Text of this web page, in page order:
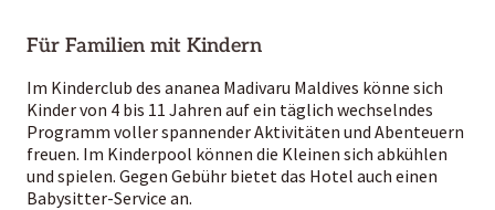
Für Familien mit Kindern
Im Kinderclub des ananea Madivaru Maldives könne sich
Kinder von 4 bis 11 Jahren auf ein täglich wechselndes
Programm voller spannender Aktivitäten und Abenteuern
freuen. Im Kinderpool können die Kleinen sich abkühlen
und spielen. Gegen Gebühr bietet das Hotel auch einen
Babysitter-Service an.